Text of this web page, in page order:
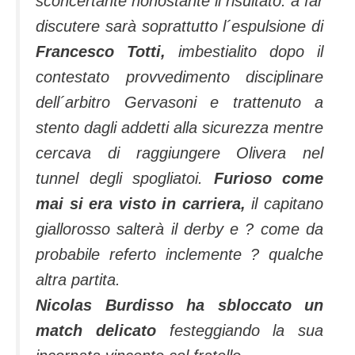
discutere sarà soprattutto l´espulsione di
Francesco Totti, imbestialito dopo il
contestato provvedimento disciplinare
dell´arbitro Gervasoni e trattenuto a
stento dagli addetti alla sicurezza mentre
cercava di raggiungere Olivera nel
tunnel degli spogliatoi. Furioso come
mai si era visto in carriera,il capitano
giallorosso salterà il derby e ? come da
probabile referto inclemente ? qualche
altra partita.
Nicolas Burdisso ha sbloccato un
match delicatofesteggiando la sua